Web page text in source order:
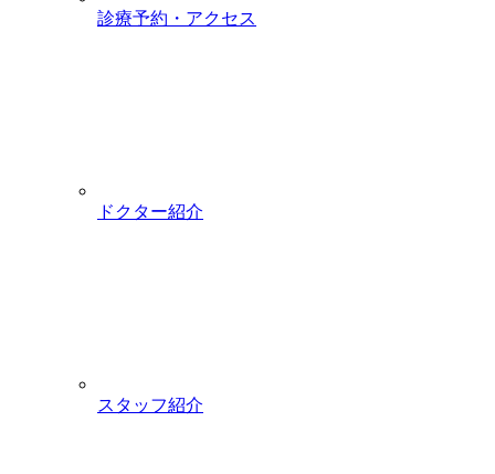
診療予約・アクセス
ドクター紹介
スタッフ紹介